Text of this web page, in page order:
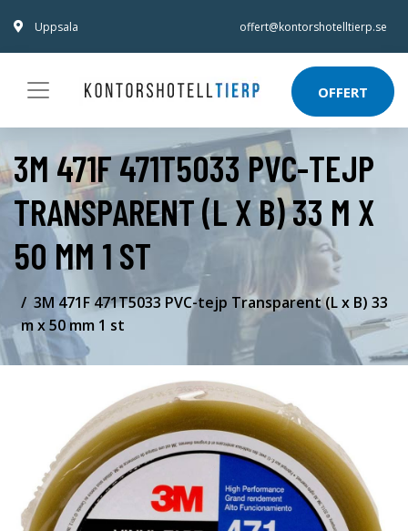
Uppsala offert@kontorshotelltierp.se
OFFERT
3M 471F 471T5033 PVC-TEJP
TRANSPARENT (L X B) 33 M X
50 MM 1 ST
3M 471F 471T5033 PVC-tejp Transparent (L x B) 33
m x 50 mm 1 st